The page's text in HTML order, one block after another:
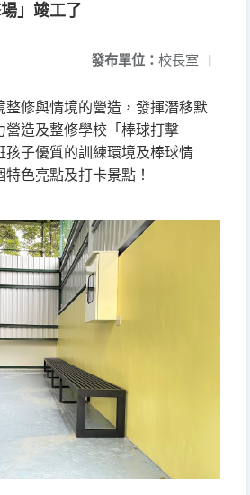
」竣工了
發布單位： 校長室 |
整修與情境的營造，發揮潛移默
營造及整修學校「棒球打擊
孩子優質的訓練環境及棒球情
色亮點及打卡景點！